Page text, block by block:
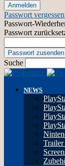
Passwort
Passwort-
Passwort
Suche
NEWS